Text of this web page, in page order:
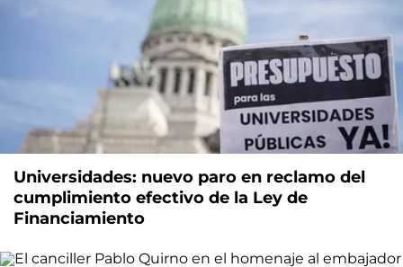
Universidades: nuevo paro en reclamo del
cumplimiento efectivo de la Ley de
Financiamiento